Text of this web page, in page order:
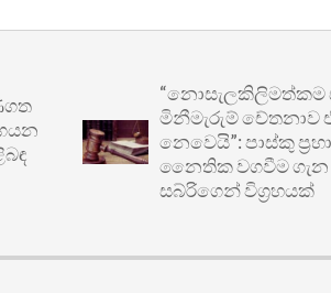
“නොසැලකිලිමත්කම සහ
මිනීමැරුම් චේතනාව එකක්
නෙවෙයි”: පාස්කු ප්‍රහාරයේ
නෛතික වගවීම ගැන අලි
සබ්රිගෙන් විග්‍රහයක්